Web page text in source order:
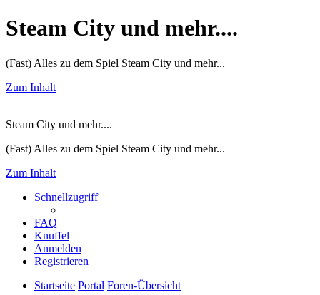
Steam City und mehr....
(Fast) Alles zu dem Spiel Steam City und mehr...
Zum Inhalt
Steam City und mehr....
(Fast) Alles zu dem Spiel Steam City und mehr...
Zum Inhalt
Schnellzugriff
FAQ
Knuffel
Anmelden
Registrieren
Startseite Portal Foren-Übersicht